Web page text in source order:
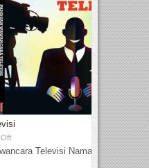
Televisi Nama